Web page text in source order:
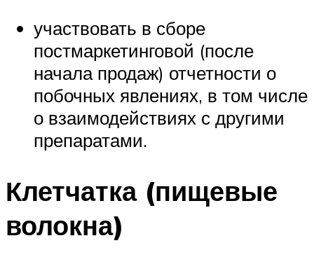
участвовать в сборе
постмаркетинговой (после
начала продаж) отчетности о
побочных явлениях, в том числе
о взаимодействиях с другими
препаратами.
Клетчатка (пищевые
волокна)